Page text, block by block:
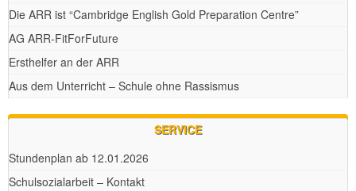
Die ARR ist “Cambridge English Gold Preparation Centre”
AG ARR-FitForFuture
Ersthelfer an der ARR
Aus dem Unterricht – Schule ohne Rassismus
SERVICE
Stundenplan ab 12.01.2026
Schulsozialarbeit – Kontakt